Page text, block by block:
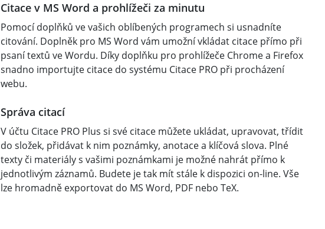
Citace v MS Word a prohlížeči za minutu
Pomocí doplňků ve vašich oblíbených programech si usnadníte
citování. Doplněk pro MS Word vám umožní vkládat citace přímo při
psaní textů ve Wordu. Díky doplňku pro prohlížeče Chrome a Firefox
snadno importujte citace do systému Citace PRO při procházení
webu.
Správa citací
V účtu Citace PRO Plus si své citace můžete ukládat, upravovat, třídit
do složek, přidávat k nim poznámky, anotace a klíčová slova. Plné
texty či materiály s vašimi poznámkami je možné nahrát přímo k
jednotlivým záznamů. Budete je tak mít stále k dispozici on-line. Vše
lze hromadně exportovat do MS Word, PDF nebo TeX.